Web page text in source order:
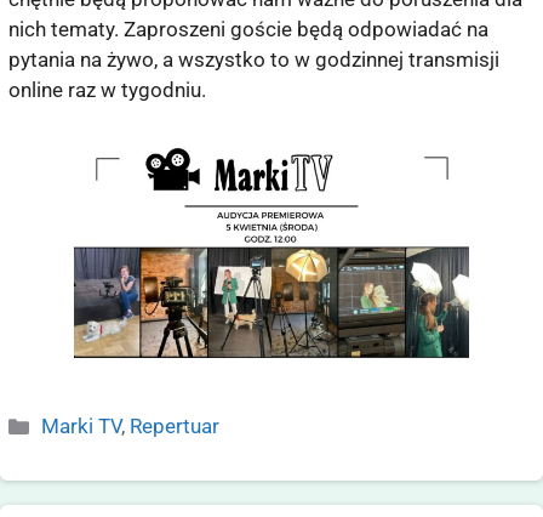
nich tematy. Zaproszeni goście będą odpowiadać na
pytania na żywo, a wszystko to w godzinnej transmisji
online raz w tygodniu.
Marki TV, Repertuar